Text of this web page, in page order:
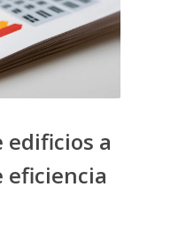
edificios a
eficiencia